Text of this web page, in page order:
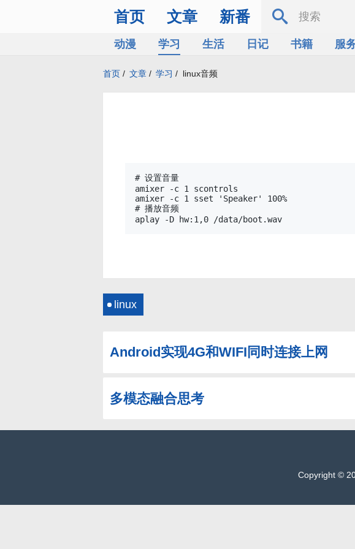
首页 文章 新番
动漫 学习 生活 日记 书籍 服
首页 / 文章 / 学习 / linux音频
# 设置音量
amixer -c 1 scontrols
amixer -c 1 sset 'Speaker' 100%
# 播放音频
linux
Android实现4G和WIFI同时连接上网
多模态融合思考
Copyright ©